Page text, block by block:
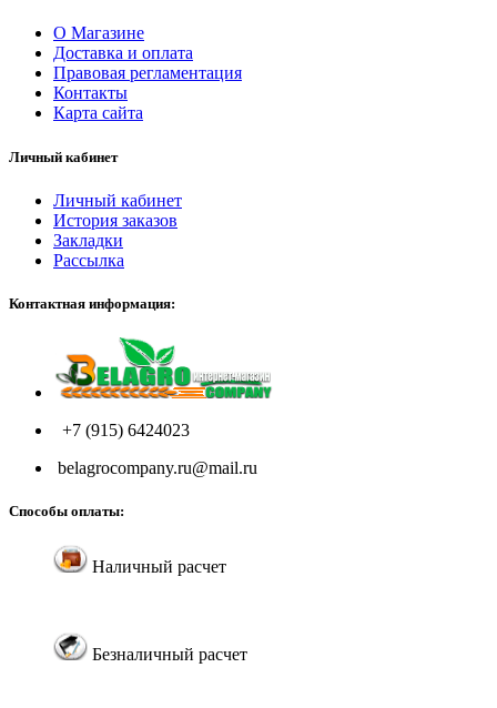
О Магазине
Доставка и оплата
Правовая регламентация
Контакты
Карта сайта
Личный кабинет
Личный кабинет
История заказов
Закладки
Рассылка
Контактная информация:
+7 (915) 6424023
belagrocompany.ru@mail.ru
Способы оплаты:
Наличный расчет
Безналичный расчет